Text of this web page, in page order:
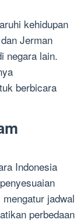
kehidupan
Jerman
negara lain.
berbicara
Indonesia
jadwal
perbedaan